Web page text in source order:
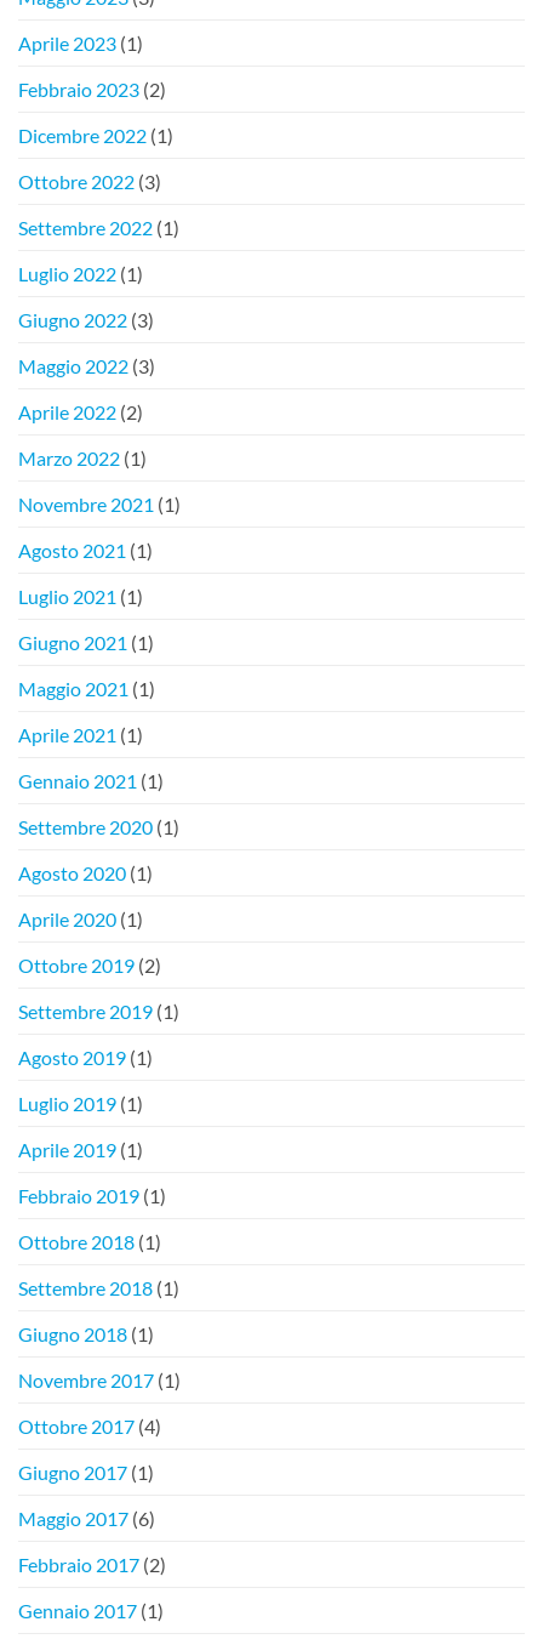
Aprile 2023 (1)
Febbraio 2023 (2)
Dicembre 2022 (1)
Ottobre 2022 (3)
Settembre 2022 (1)
Luglio 2022 (1)
Giugno 2022 (3)
Maggio 2022 (3)
Aprile 2022 (2)
Marzo 2022 (1)
Novembre 2021 (1)
Agosto 2021 (1)
Luglio 2021 (1)
Giugno 2021 (1)
Maggio 2021 (1)
Aprile 2021 (1)
Gennaio 2021 (1)
Settembre 2020 (1)
Agosto 2020 (1)
Aprile 2020 (1)
Ottobre 2019 (2)
Settembre 2019 (1)
Agosto 2019 (1)
Luglio 2019 (1)
Aprile 2019 (1)
Febbraio 2019 (1)
Ottobre 2018 (1)
Settembre 2018 (1)
Giugno 2018 (1)
Novembre 2017 (1)
Ottobre 2017 (4)
Giugno 2017 (1)
Maggio 2017 (6)
Febbraio 2017 (2)
Gennaio 2017 (1)